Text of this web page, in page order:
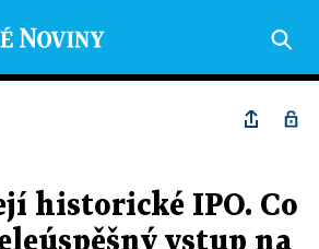
historické IPO. Co
vstup na